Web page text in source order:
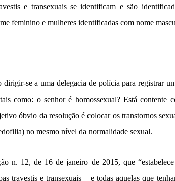
e transexuais se identificam e são
feminino e mulheres identificadas com nome
se a uma delegacia de polícia para registrar
como: o senhor é homossexual? Está contente
óbvio da resolução é colocar os transtornos
no mesmo nível da normalidade sexual.
n. 12, de 16 de janeiro de 2015, que
travestis e transexuais – e todas aquelas que